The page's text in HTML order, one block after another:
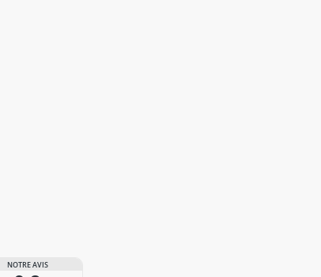
NOTRE AVIS